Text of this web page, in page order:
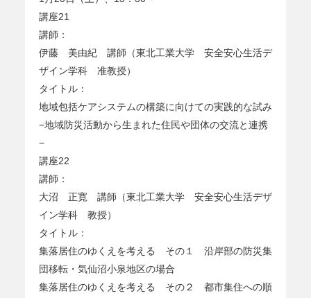
講座21
講師：
伊藤 美由紀 講師（東北工業大学 安全安心生活デ
ザイン学科 准教授）
タイトル：
地域包括ケアシステムの構築に向けての実践的な試み
−地域防災活動から生まれた住民や団体の交流と連携
−
講座22
講師：
大沼 正寛 講師（東北工業大学 安全安心生活デザ
イン学科 教授）
タイトル：
集落居住のゆくえを考える その１ 沿岸部の防災集
団移転・気仙沼小泉地区の場合
集落居住のゆくえを考える その２ 都市集住への順